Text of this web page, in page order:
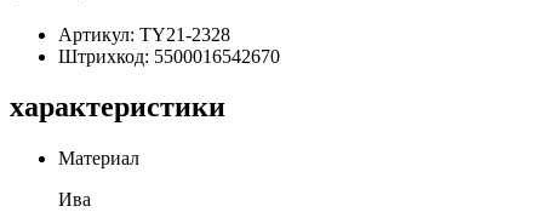
Артикул: TY21-2328
Штрихкод: 5500016542670
характеристики
Материал
Ива